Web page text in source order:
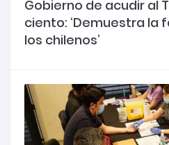
Gobierno de acudir al
ciento: ‘Demuestra la
los chilenos’